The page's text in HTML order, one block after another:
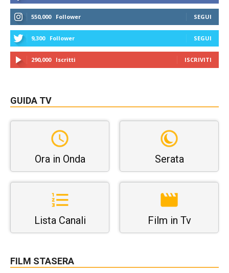
550,000 Follower SEGUI
9,300 Follower SEGUI
290,000 Iscritti ISCRIVITI
GUIDA TV
Ora in Onda Serata
Lista Canali Film in Tv
FILM STASERA